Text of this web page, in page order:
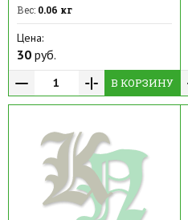
Вес: 0.06 кг
Цена:
30 руб.
В КОРЗИНУ